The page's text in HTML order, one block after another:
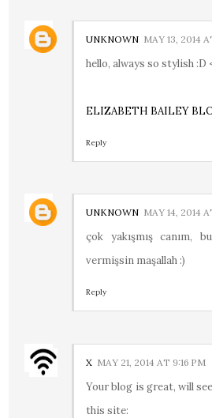
UNKNOWN MAY 13, 2014
hello, always so stylish :D
ELIZABETH BAILEY
Reply
UNKNOWN MAY 14, 2014
çok yakışmış canım,
vermişsin maşallah :)
Reply
X MAY 21, 2014 AT 9:16 PM
Your blog is great, will
this site: